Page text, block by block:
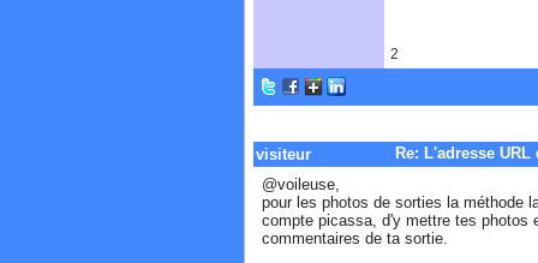
2
visiteur
Re: L'adresse
@voileuse,
pour les photos de sorties la méthode
compte picassa, d'y mettre tes photos
commentaires de ta sortie.